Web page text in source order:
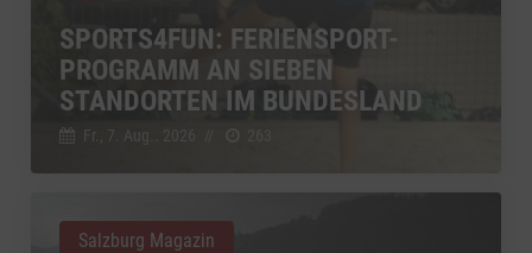
SPORTS4FUN: FERIENSPORT-
PROGRAMM AN SIEBEN
STANDORTEN IM BUNDESLAND
Fr., 7. Aug.. 2026 263
Salzburg Magazin